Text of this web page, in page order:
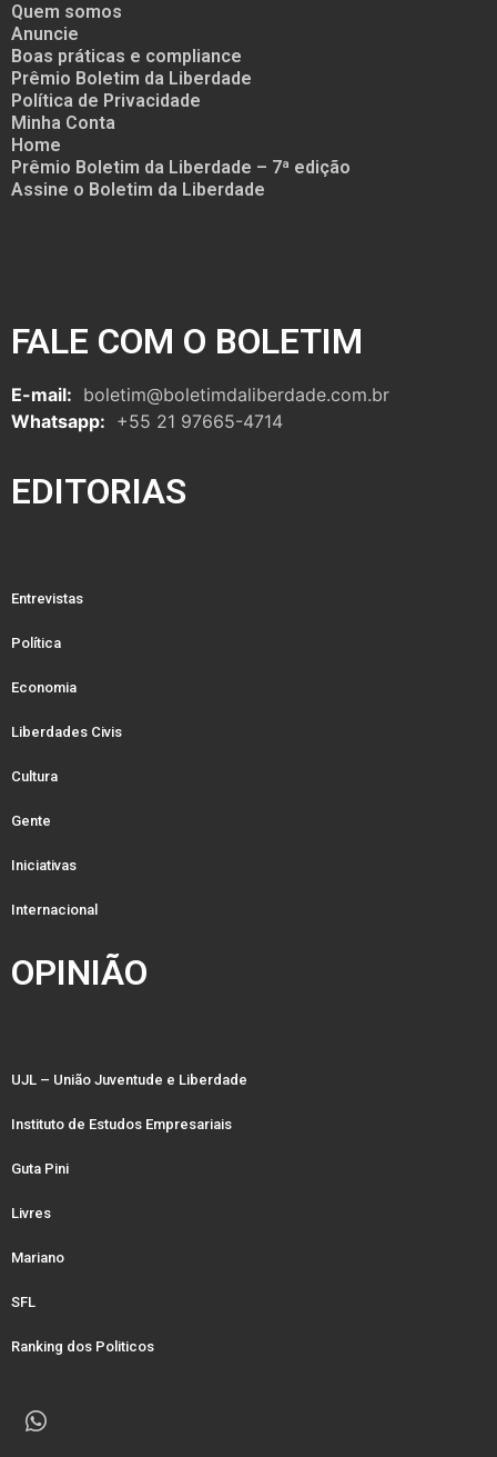
Quem somos
Anuncie
Boas práticas e compliance
Prêmio Boletim da Liberdade
Política de Privacidade
Minha Conta
Home
Prêmio Boletim da Liberdade – 7ª edição
Assine o Boletim da Liberdade
FALE COM O BOLETIM
E-mail: boletim@boletimdaliberdade.com.br
Whatsapp: +55 21 97665-4714
EDITORIAS
Entrevistas
Política
Economia
Liberdades Civis
Cultura
Gente
Iniciativas
Internacional
OPINIÃO
UJL – União Juventude e Liberdade
Instituto de Estudos Empresariais
Guta Pini
Livres
Mariano
SFL
Ranking dos Politicos